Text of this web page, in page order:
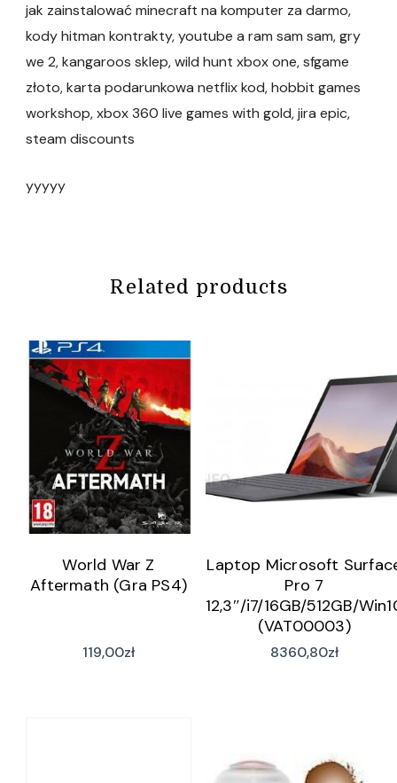
jak zainstalować minecraft na komputer za darmo,
kody hitman kontrakty, youtube a ram sam sam, gry
we 2, kangaroos sklep, wild hunt xbox one, sfgame
złoto, karta podarunkowa netflix kod, hobbit games
workshop, xbox 360 live games with gold, jira epic,
steam discounts
yyyyy
Related products
World War Z
Aftermath (Gra PS4)
119,00zł
Laptop Microsoft
Pro 7
12,3″/i7/16GB/512GB/
(VAT00003)
8360,80zł